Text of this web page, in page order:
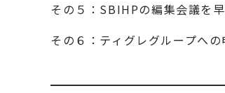
その５：SBIHPの編集会議を
その６：ティグレグループへ